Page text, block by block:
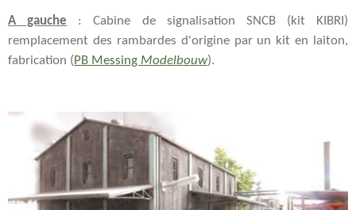
A gauche :Cabine de signalisation SNCB (kit KIBRI)
remplacement des rambardes d'origine par un kit en laiton,
fabrication (PB Messing Modelbouw).